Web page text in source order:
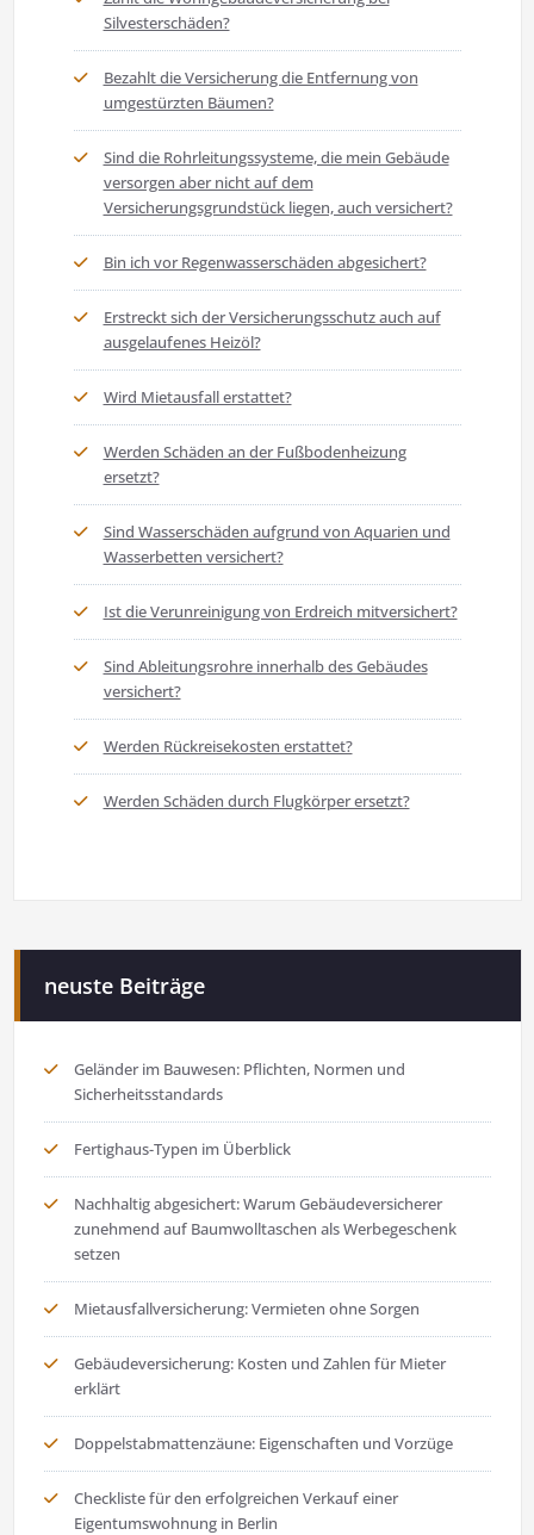
Silvesterschäden?
Bezahlt die Versicherung die Entfernung von
umgestürzten Bäumen?
Sind die Rohrleitungssysteme, die mein Gebäude
versorgen aber nicht auf dem
Versicherungsgrundstück liegen, auch versichert?
Bin ich vor Regenwasserschäden abgesichert?
Erstreckt sich der Versicherungsschutz auch auf
ausgelaufenes Heizöl?
Wird Mietausfall erstattet?
Werden Schäden an der Fußbodenheizung
ersetzt?
Sind Wasserschäden aufgrund von Aquarien und
Wasserbetten versichert?
Ist die Verunreinigung von Erdreich mitversichert?
Sind Ableitungsrohre innerhalb des Gebäudes
versichert?
Werden Rückreisekosten erstattet?
Werden Schäden durch Flugkörper ersetzt?
neuste Beiträge
Geländer im Bauwesen: Pflichten, Normen und
Sicherheitsstandards
Fertighaus-Typen im Überblick
Nachhaltig abgesichert: Warum Gebäudeversicherer
zunehmend auf Baumwolltaschen als Werbegeschenk
setzen
Mietausfallversicherung: Vermieten ohne Sorgen
Gebäudeversicherung: Kosten und Zahlen für Mieter
erklärt
Doppelstabmattenzäune: Eigenschaften und Vorzüge
Checkliste für den erfolgreichen Verkauf einer
Eigentumswohnung in Berlin